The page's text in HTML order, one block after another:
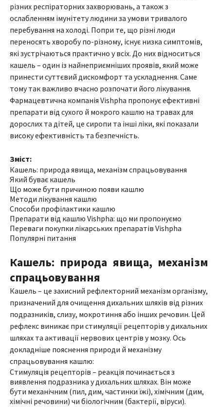
різних респіраторних захворювань, а також з
ослабленням імунітету людини за умови тривалого
перебування на холоді. Попри те, що різні люди
переносять хворобу по-різному, існує низка симптомів,
які зустрічаються практично у всіх. До них відноситься
кашель – один із найнеприємніших проявів, який може
принести суттєвий дискомфорт та ускладнення. Саме
тому так важливо вчасно розпочати його лікування.
Фармацевтична компанія Vishpha пропонує ефективні
препарати від сухого й мокрого кашлю на травах для
дорослих та дітей, це сиропи та інші ліки, які показали
високу ефективність та безпечність.
Зміст:
Кашель: природа явища, механізм спрацьовування
Який буває кашель
Що може бути причиною появи кашлю
Методи лікування кашлю
Способи профілактики кашлю
Препарати від кашлю Vishpha: що ми пропонуємо
Переваги покупки лікарських препаратів Vishpha
Популярні питання
Кашель: природа явища, механізм
спрацьовування
Кашель – це захисний рефлекторний механізм організму,
призначений для очищення дихальних шляхів від різних
подразників, слизу, мокротиння або інших речовин. Цей
рефлекс виникає при стимуляції рецепторів у дихальних
шляхах та активації нервових центрів у мозку. Ось
докладніше пояснення природи й механізму
спрацьовування кашлю:
Стимуляція рецепторів – реакція починається з
виявлення подразника у дихальних шляхах. Він може
бути механічним (пил, дим, частинки їжі), хімічним (дим,
хімічні речовини) чи біологічним (бактерії, віруси).